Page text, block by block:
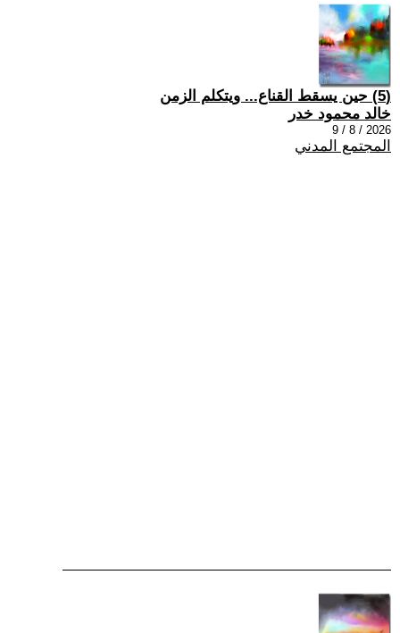
(5) حين يسقط القناع... ويتكلم الزمن
خالد محمود خدر
2026 / 8 / 9
المجتمع المدني